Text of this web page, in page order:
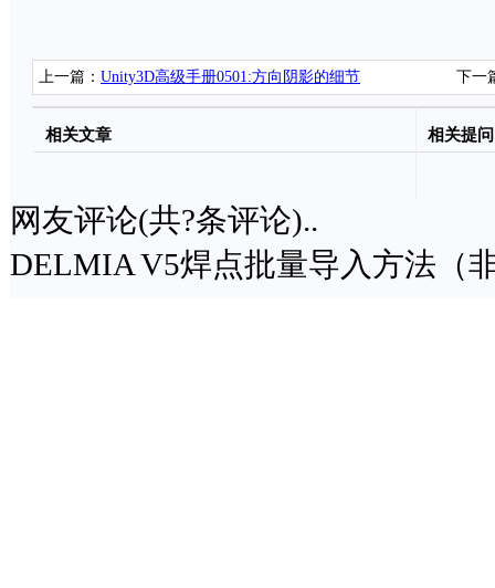
上一篇： Unity3D高级手册0501:方向阴影的细节 下一
相关文章 相关提问
网友评论(共?条评论)..
DELMIA V5焊点批量导入方法（